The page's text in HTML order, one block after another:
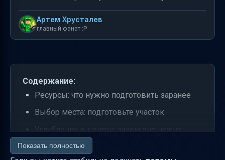
Артем Хрусталев
главный фанат :P
Содержание:
Ресурсы: что нужно подготовить заранее
Выбор места: подготовьте участок
Углубление в центре: зачем оно нужно
Ловушка для жителя: кровать и факел
Показать полностью